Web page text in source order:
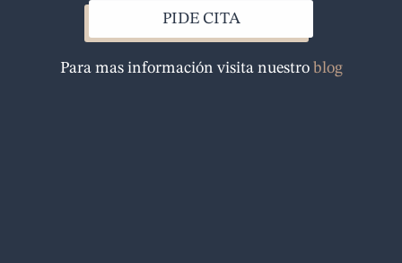
e
b
o
o
PIDE CITA
Para mas información visita nuestro blog